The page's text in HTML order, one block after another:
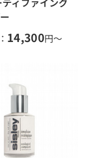
14,300円～